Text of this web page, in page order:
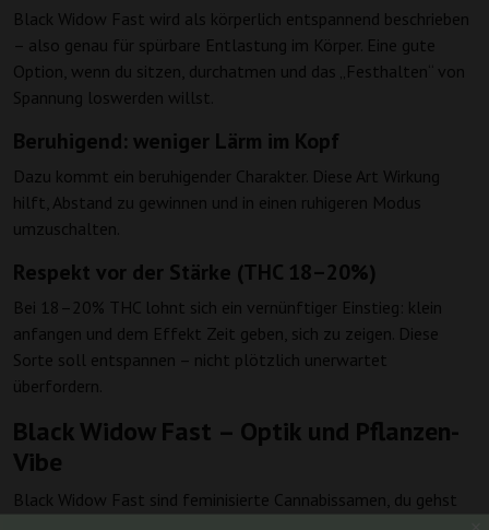
Black Widow Fast wird als körperlich entspannend beschrieben
– also genau für spürbare Entlastung im Körper. Eine gute
Option, wenn du sitzen, durchatmen und das „Festhalten“ von
Spannung loswerden willst.
Beruhigend: weniger Lärm im Kopf
Dazu kommt ein beruhigender Charakter. Diese Art Wirkung
hilft, Abstand zu gewinnen und in einen ruhigeren Modus
umzuschalten.
Respekt vor der Stärke (THC 18–20%)
Bei 18–20% THC lohnt sich ein vernünftiger Einstieg: klein
anfangen und dem Effekt Zeit geben, sich zu zeigen. Diese
Sorte soll entspannen – nicht plötzlich unerwartet
überfordern.
Black Widow Fast – Optik und Pflanzen-
Vibe
Black Widow Fast sind feminisierte Cannabissamen, du gehst